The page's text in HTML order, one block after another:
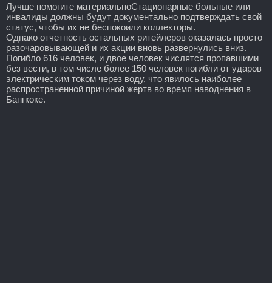
Лучше помогите материальноСтационарные больные или
инвалиды должны будут документально подтверждать свой
статус, чтобы их не беспокоили коллекторы.
Однако отчетность остальных ритейлеров оказалась просто
разочаровывающей и их акции вновь развернулись вниз.
Погибло 616 человек, и двое человек числятся пропавшими
без вести, в том числе более 150 человек погибли от ударов
электрическим током через воду, что явилось наиболее
распространенной причиной жертв во время наводнения в
Бангкоке.